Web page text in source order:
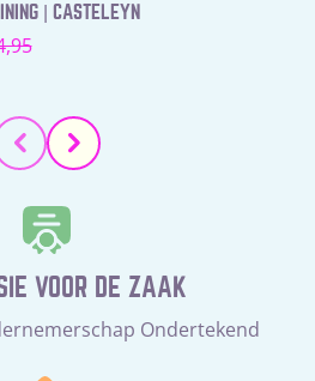
| CASTELEYN
VOOR DE ZAAK
Ondertekend